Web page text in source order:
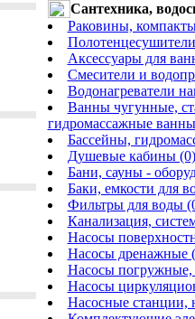
Сантехника,
Раковины,
Аксессуары для
Смесители и
Водонагреватели
Ванны чугунные,
гидромассажные
Бассейны,
Душевые кабины (0)
Бани, сауны -
Баки, емкости для
Фильтры для воды
Канализация,
Насосы
Насосы дренажные
Насосы
Насосы
Насосные станции,